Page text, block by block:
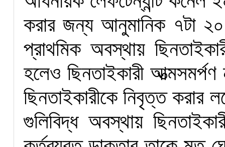
করার জন্য আনুমানিক ৭টা ২০
প্রাথমিক অবস্থায়
হলেও ছিনতাইকারী
ছিনতাইকারীকে নিবৃত্ত করার
গুলিবিদ্ধ অবস্থায়